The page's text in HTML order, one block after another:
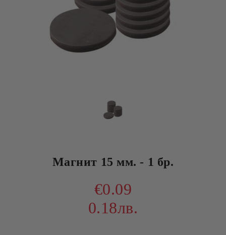
Магнит 15 мм. - 1 бр.
€0.09
0.18лв.